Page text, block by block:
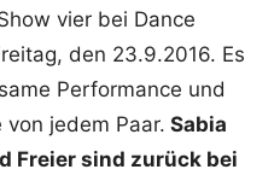
vier bei Dance
den 23.9.2016. Es
Performance und
jedem Paar. Sabia
Freier sind zurück bei